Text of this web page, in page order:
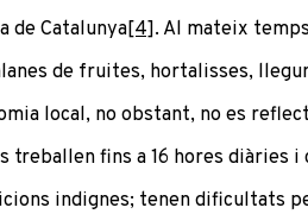
de Catalunya[4]. Al mateix
de fruites, hortalisses,
local, no obstant, no es
fins a 16 hores diàries i
indignes; tenen dificultats